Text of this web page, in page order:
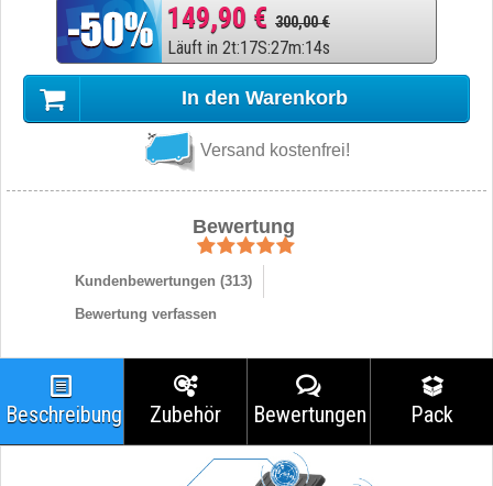
149,90 € 300,00 €
Läuft in 2t:17S:27m:13s
In den Warenkorb
Versand kostenfrei!
Bewertung
Kundenbewertungen (313)
Bewertung verfassen
Beschreibung Zubehör Bewertungen Pack